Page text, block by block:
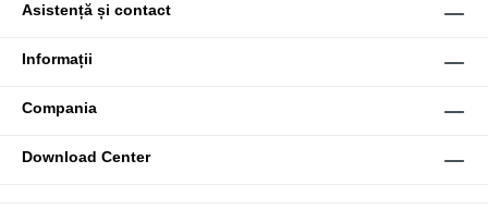
Asistență și contact
Informații
Compania
Download Center